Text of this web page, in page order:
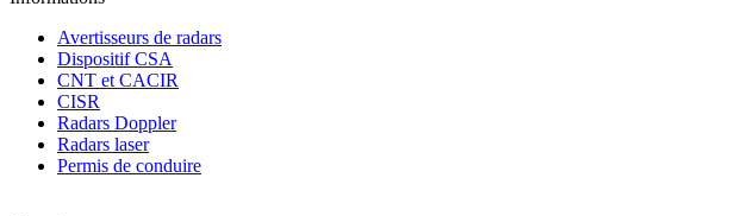
Avertisseurs de radars
Dispositif CSA
CNT et CACIR
CISR
Radars Doppler
Radars laser
Permis de conduire